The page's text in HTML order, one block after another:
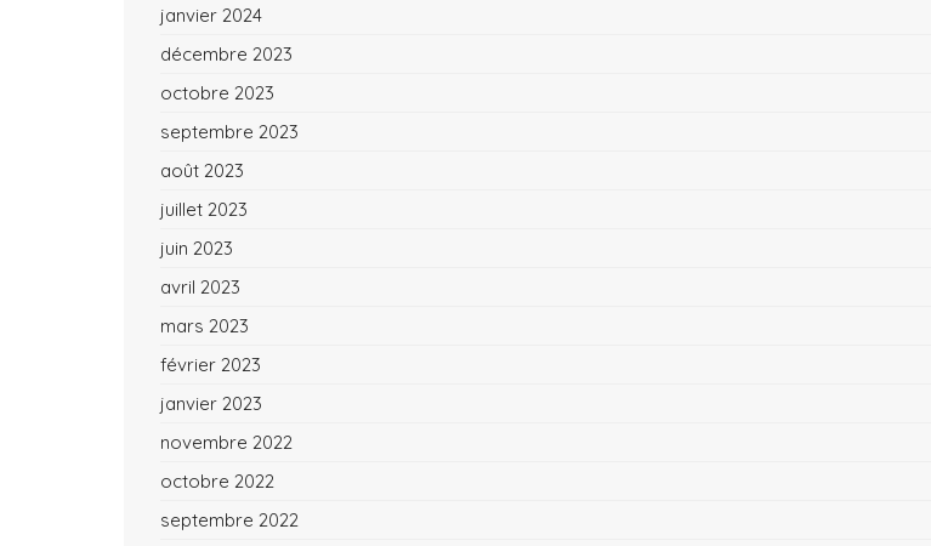
janvier 2024
décembre 2023
octobre 2023
septembre 2023
août 2023
juillet 2023
juin 2023
avril 2023
mars 2023
février 2023
janvier 2023
novembre 2022
octobre 2022
septembre 2022